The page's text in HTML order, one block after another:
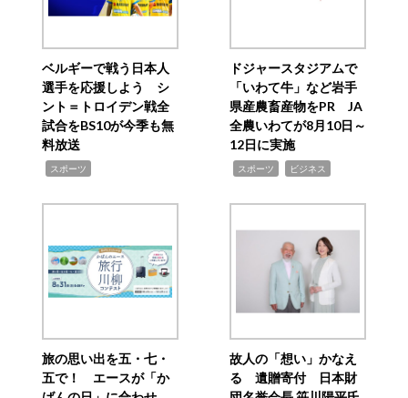
ベルギーで戦う日本人
選手を応援しよう シ
ント＝トロイデン戦全
試合をBS10が今季も無
料放送
スポーツ
ドジャースタジアムで
「いわて牛」など岩手
県産農畜産物をPR JA
全農いわてが8月10日～
12日に実施
スポーツ ビジネス
旅の思い出を五・七・
五で！ エースが「か
故人の「想い」かなえ
る 遺贈寄付 日本財